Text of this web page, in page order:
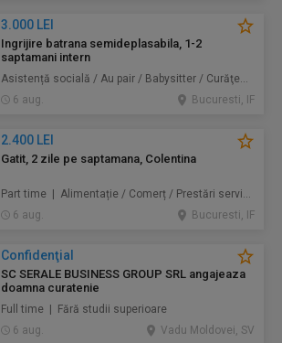
3.000 LEI
Ingrijire batrana semideplasabila, 1-2
saptamani intern
Asistență socială / Au pair / Babysitter / Curăţenie / Prestări servicii
6 aug.
Bucuresti, IF
2.400 LEI
Gatit, 2 zile pe saptamana, Colentina
Part time | Alimentație / Comerț / Prestări servicii
6 aug.
Bucuresti, IF
Confidenţial
SC SERALE BUSINESS GROUP SRL angajeaza
doamna curatenie
Full time | Fără studii superioare
6 aug.
Vadu Moldovei, SV